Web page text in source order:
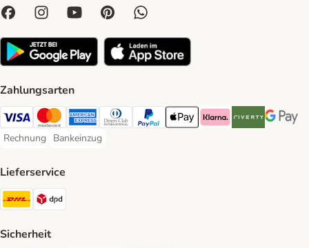
Zahlungsarten
Visa Payment Method
Mastercard Payment Method
American Express Payment Method
Diners Club Payment Method
PayPal Payment Method
Apple Pay Payment Method
Klarna Payment Method
Riverty Payment
Google
Rechnung
Rechnung Payment Method
Bankeinzug
Bankeinzug Payment Method
Lieferservice
DHL Shipping Method
Sicherheit